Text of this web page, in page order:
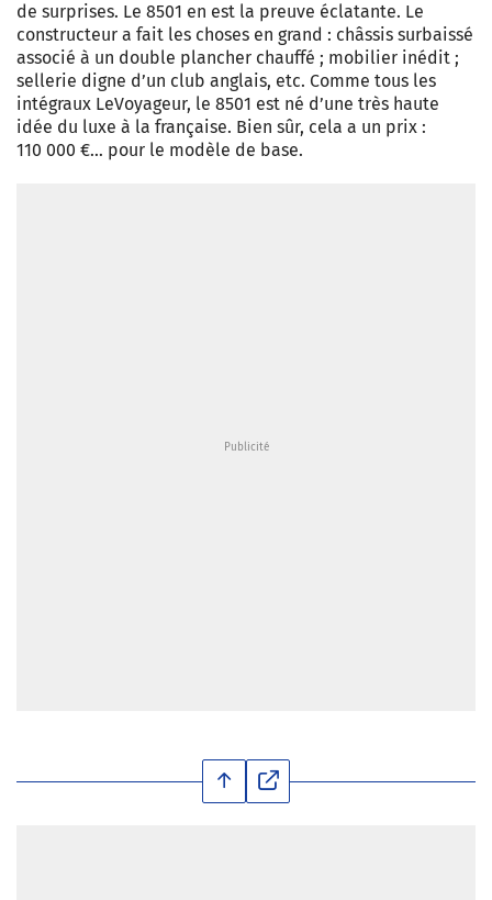
de surprises. Le 8501 en est la preuve éclatante. Le
constructeur a fait les choses en grand : châssis surbaissé
associé à un double plancher chauffé ; mobilier inédit ;
sellerie digne d’un club anglais, etc. Comme tous les
intégraux LeVoyageur, le 8501 est né d’une très haute
idée du luxe à la française. Bien sûr, cela a un prix :
110 000 €… pour le modèle de base.